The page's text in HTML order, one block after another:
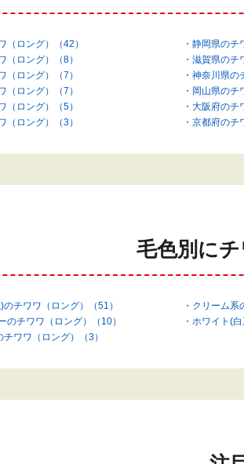
（ロング）（42）
静岡県のチ
（ロング）（8）
滋賀県のチ
（ロング）（7）
神奈川県の
（ロング）（7）
岡山県のチ
（ロング）（5）
大阪府のチ
（ロング）（3）
京都府のチ
毛色別に
チワワ（ロング）（51）
クリーム系
のチワワ（ロング）（10）
ホワイト(
ワワ（ロング）（3）